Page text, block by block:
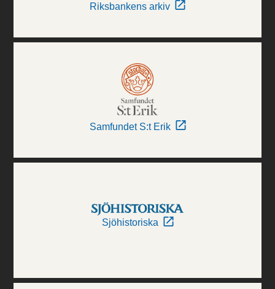
Riksbankens arkiv
Samfundet S:t Erik
Sjöhistoriska